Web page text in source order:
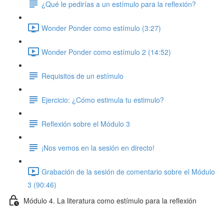
¿Qué le pedirías a un estímulo para la reflexión?
Wonder Ponder como estímulo (3:27)
Wonder Ponder como estímulo 2 (14:52)
Requisitos de un estímulo
Ejercicio: ¿Cómo estimula tu estimulo?
Reflexión sobre el Módulo 3
¡Nos vemos en la sesión en directo!
Grabación de la sesión de comentario sobre el Módulo
3 (90:46)
Módulo 4. La literatura como estímulo para la reflexión